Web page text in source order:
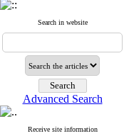
Search in website
Advanced Search
Receive site information